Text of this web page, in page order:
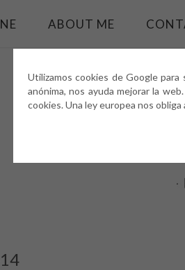
Utilizamos cookies de Google
anónima, nos ayuda mejorar la
cookies. Una ley europea nos
ABOUT ME